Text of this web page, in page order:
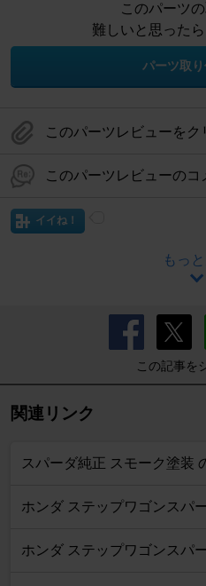
このパーツ
難しいと思った
パーツ取
このパーツレビューをク
このパーツレビューのコ
イイね！
もっ
この記事を
関連リンク
スパーダ純正 スモーク塗装
ホンダ ステップワゴンスパ
ホンダ ステップワゴンスパ